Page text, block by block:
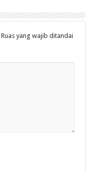
Ruas yang wajib ditandai